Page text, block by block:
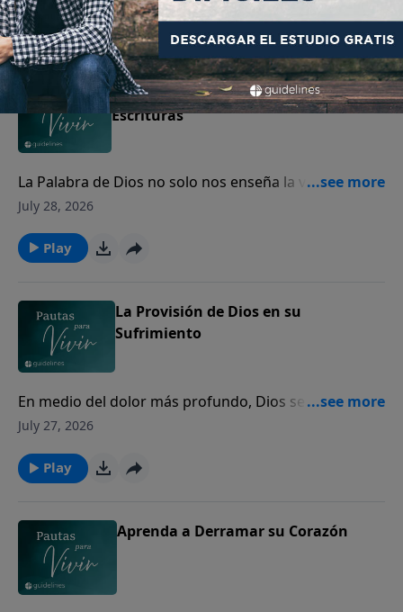
perdón.
Play
Cómo interpretar y aplicar las
Escrituras
La Palabra de Dios no solo nos enseña la verdad, sino
que transforma nuestro corazón y guía nuestra vida.
July 28, 2026
Play
La Provisión de Dios en su
Sufrimiento
En medio del dolor más profundo, Dios se acerca a
los corazones quebrantados para mostrarles Su
July 27, 2026
Play
Aprenda a Derramar su Corazón